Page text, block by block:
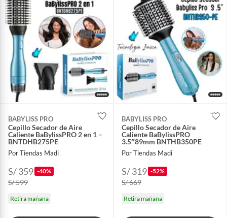
BABYLISS PRO
Cepillo Secador de Aire
Caliente BaBylissPRO 2 en 1 –
BNTDHB275PE
Por Tiendas Madi
S/ 359 -40%
S/ 599
Retira mañana
BABYLISS PRO
Cepillo Secador de Aire
Caliente BaBylissPRO
3.5″89mm BNTHB350PE
Por Tiendas Madi
S/ 319 -52%
S/ 669
Retira mañana